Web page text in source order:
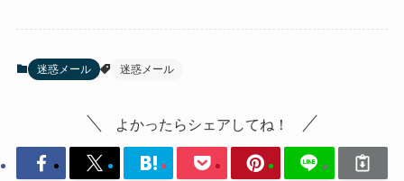
迷惑メール 迷惑メール
よかったらシェアしてね！